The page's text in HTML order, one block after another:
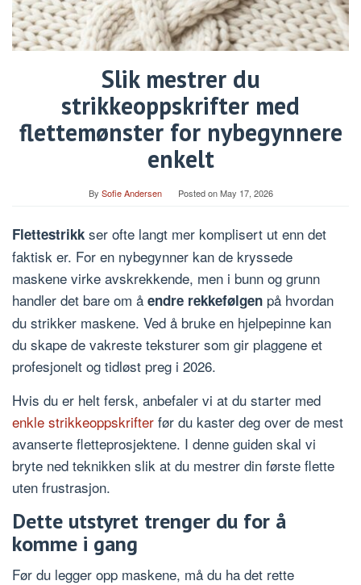
Slik mestrer du
strikkeoppskrifter med
flettemønster for nybegynnere
enkelt
By Sofie Andersen Posted onMay 17, 2026
Flettestrikk ser ofte langt mer komplisert ut enn det
faktisk er. For en nybegynner kan de kryssede
maskene virke avskrekkende, men i bunn og grunn
handler det bare om å endre rekkefølgen på hvordan
du strikker maskene. Ved å bruke en hjelpepinne kan
du skape de vakreste teksturer som gir plaggene et
profesjonelt og tidløst preg i 2026.
Hvis du er helt fersk, anbefaler vi at du starter med
enkle strikkeoppskrifter før du kaster deg over de mest
avanserte fletteprosjektene. I denne guiden skal vi
bryte ned teknikken slik at du mestrer din første flette
uten frustrasjon.
Dette utstyret trenger du for å
komme i gang
Før du legger opp maskene, må du ha det rette